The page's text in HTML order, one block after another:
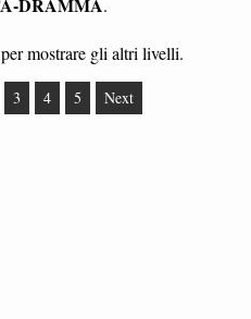
DRAMMA.
mostrare gli altri livelli.
3 4 5 Next